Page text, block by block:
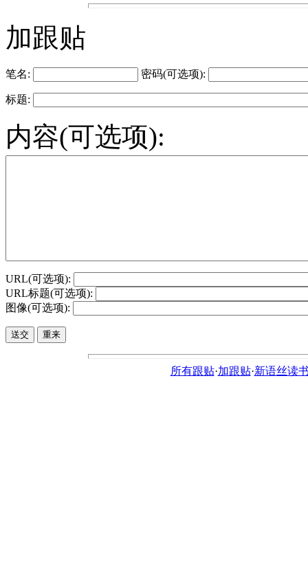
加跟贴
笔名: 密码(可选项):
标题:
内容(可选项):
URL(可选项):
URL标题(可选项):
图像(可选项):
所有跟贴·加跟贴·新语丝读